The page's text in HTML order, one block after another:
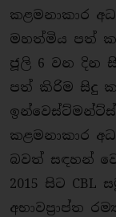
කළමනාකාර
මහත්මිය පත්
ජූලි 6 වන දින
පත් කිරිම සිදු
කළමනාකාර
බවත් සඳහන්
2015 සිට
අභාවප්‍රාප්ත